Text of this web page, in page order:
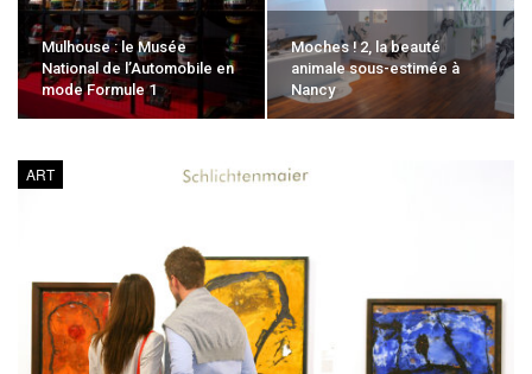
Mulhouse : le Musée
National de l’Automobile en
mode Formule 1
Moches ! 2, la beauté
animale sous-estimée à
Nancy
ART